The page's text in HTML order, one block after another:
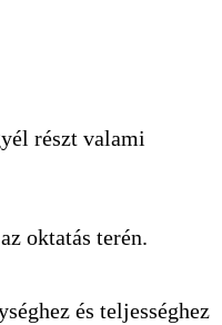
részt valami
oktatás terén.
és teljességhez